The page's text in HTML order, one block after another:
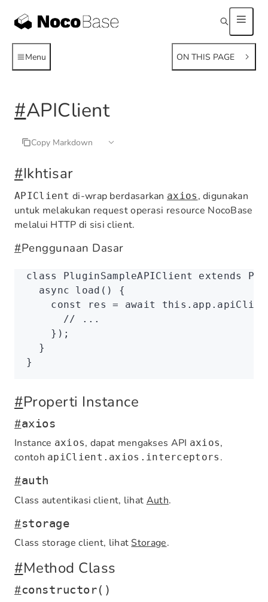
Menu ON THIS PAGE
#APIClient
Copy Markdown
#Ikhtisar
APIClient di-wrap berdasarkan axios , digunakan
untuk melakukan request operasi resource NocoBase
melalui HTTP di sisi client.
#Penggunaan Dasar
class PluginSampleAPIClient extends
  async
load () {
    const
res = await this . app .
      // ...
    });
  }
}
#Properti Instance
#axios
Instance axios, dapat mengakses API axios,
contoh apiClient.axios.interceptors .
#auth
Class autentikasi client, lihat Auth.
#storage
Class storage client, lihat Storage.
#Method Class
#constructor()